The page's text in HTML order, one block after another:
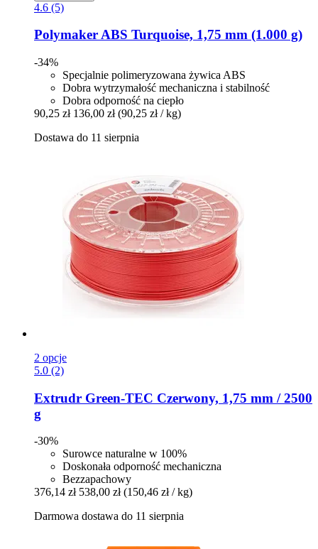
4.6 (5)
PolymakerABS Turquoise, 1,75 mm (1.000 g)
-34%
Specjalnie polimeryzowana żywica ABS
Dobra wytrzymałość mechaniczna i stabilność
Dobra odporność na ciepło
90,25 zł 136,00 zł (90,25 zł / kg)
Dostawa do 11 sierpnia
2 opcje
5.0 (2)
Extrudr Green-​TEC Czerwony, 1,75 mm / 2500
g
-30%
Surowce naturalne w 100%
Doskonała odporność mechaniczna
Bezzapachowy
376,14 zł 538,00 zł (150,46 zł / kg)
Darmowa dostawa do 11 sierpnia